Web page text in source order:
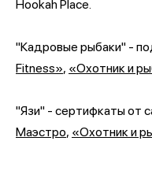
Hookah Place.
"Кадровые рыбаки" -
Fitness», «Охотник и
"Язи" - сертифкаты от
Маэстро, «Охотник и